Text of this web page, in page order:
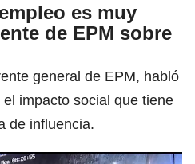
es muy
de EPM sobre
general de EPM, habló
impacto social que tiene
de influencia.